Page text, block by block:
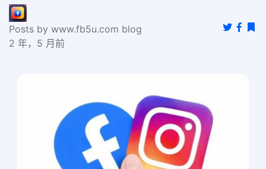
Posts by www.fb5u.com blog
2 年，5 月前